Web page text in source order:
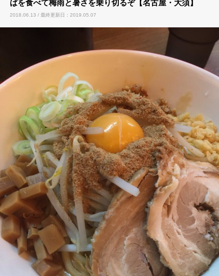
ばを食べて梅雨と暑さを乗り切るぞ【名古屋・大須】
2018.06.13 / 最終更新日：2019.05.07